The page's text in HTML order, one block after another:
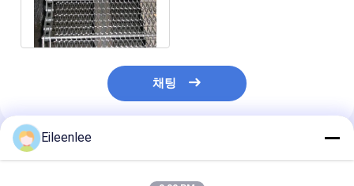
채팅
추천된 제품
Eileenlee